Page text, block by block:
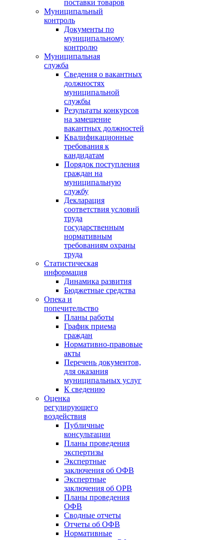
поставки товаров
Муниципальный
контроль
Документы по
муниципальному
контролю
Муниципальная
служба
Сведения о вакантных
должностях
муниципальной
службы
Результаты конкурсов
на замещение
вакантных должностей
Квалификационные
требования к
кандидатам
Порядок поступления
граждан на
муниципальную
службу
Декларация
соответствия условий
труда
государственным
нормативным
требованиям охраны
труда
Статистическая
информация
Динамика развития
Бюджетные средства
Опека и
попечительство
Планы работы
График приема
граждан
Нормативно-правовые
акты
Перечень документов,
для оказания
муниципальных услуг
К сведению
Оценка
регулирующего
воздействия
Публичные
консультации
Планы проведения
экспертизы
Экспертные
заключения об ОФВ
Экспертные
заключения об ОРВ
Планы проведения
ОФВ
Сводные отчеты
Отчеты об ОФВ
Нормативные